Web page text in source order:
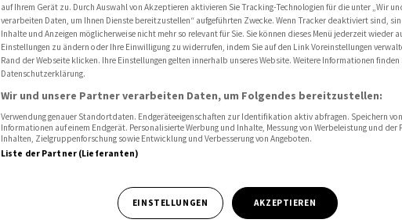
Ohne
werden
haben die
auf Ihrem Gerät zu. Durch Auswahl von Akzeptieren aktivieren Sie Tracking-Technologien für die unter „Wir
verarbeiten Daten, um Ihnen Dienste bereitzustellen“ aufgeführten Zwecke. Wenn Tracker deaktiviert sind,
Inhalte und Anzeigen möglicherweise nicht mehr so relevant für Sie. Sie können dieses Menü jederzeit wieder
Einstellungen zu ändern oder Ihre Einwilligung zu widerrufen, indem Sie auf den Link Voreinstellungen
Rand der Webseite klicken. Ihre Einstellungen gelten innerhalb unseres Website. Weitere Informationen finden
Datenschutzerklärung.
Wir und unsere Partner verarbeiten Daten, um Folgendes bereitzustellen:
Verwendung genauer Standortdaten. Endgeräteeigenschaften zur Identifikation aktiv abfragen. Speichern
Informationen auf einem Endgerät. Personalisierte Werbung und Inhalte, Messung von Werbeleistung und der
Inhalten, Zielgruppenforschung sowie Entwicklung und Verbesserung von Angeboten.
Liste der Partner (Lieferanten)
EINSTELLUNGEN AKZEPTIEREN